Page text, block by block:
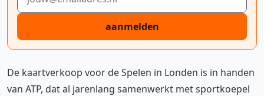
aanmelden
De kaartverkoop voor de Spelen in Londen is in handen
van ATP, dat al jarenlang samenwerkt met sportkoepel